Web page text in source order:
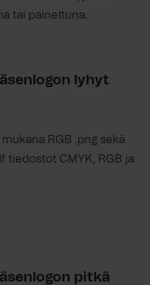
tai painettuna.
lyhyt
mukana RGB .png sekä
tiedostot CMYK, RGB ja
pitkä